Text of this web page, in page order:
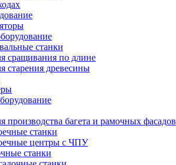
станки
сращивания по длине
старения древесины
производства багета и рамочных фасадов
станки
центры с ЧПУ
станки